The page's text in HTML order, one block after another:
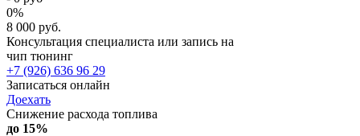
0%
8 000 руб.
Консультация специалиста или запись на
чип тюнинг
+7 (926) 636 96 29
Записаться онлайн
Доехать
Снижение расхода топлива
до 15%